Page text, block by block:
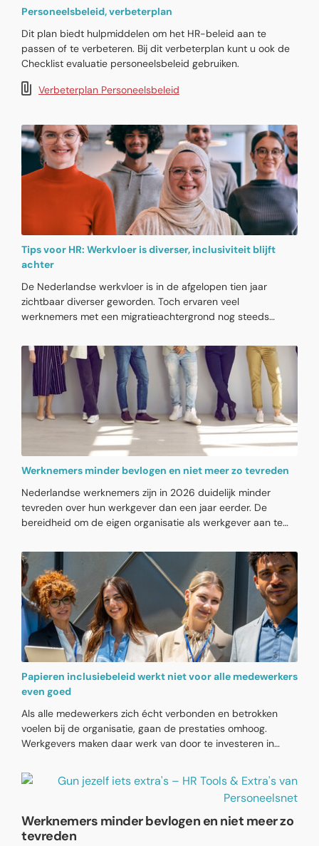
Personeelsbeleid, verbeterplan
Dit plan biedt hulpmiddelen om het HR-beleid aan te
passen of te verbeteren. Bij dit verbeterplan kunt u ook de
Checklist evaluatie personeelsbeleid gebruiken.
Verbeterplan Personeelsbeleid
Tips voor HR: Werkvloer is diverser, inclusiviteit blijft
achter
De Nederlandse werkvloer is in de afgelopen tien jaar
zichtbaar diverser geworden. Toch ervaren veel
werknemers met een migratieachtergrond nog steeds
maar echte inclusie blijft dus uit. HR kan diversiteit en
inclusie bevorderen door in te zetten op inclusief HR-beleid.
Werknemers minder bevlogen en niet meer zo tevreden
Nederlandse werknemers zijn in 2026 duidelijk minder
tevreden over hun werkgever dan een jaar eerder. De
bereidheid om de eigen organisatie als werkgever aan te
Tegelijkertijd neemt de bevlogenheid af en willen minder
werknemers hetzelfde werk bij hun huidige werkgever
blijven doen.
Papieren inclusiebeleid werkt niet voor alle medewerkers
even goed
Als alle medewerkers zich écht verbonden en betrokken
voelen bij de organisatie, gaan de prestaties omhoog.
Werkgevers maken daar werk van door te investeren in
bedoelingen, voelen sommige groepen medewerkers zich
nog altijd minder onderdeel van hun organisatie. Zij zien wel
dat er door de organisatie inclusief HR-beleid wordt
gevoerd, maar hun ervaringen op de werkvloer zijn minder
positief.
Werknemers minder bevlogen en niet meer zo
tevreden